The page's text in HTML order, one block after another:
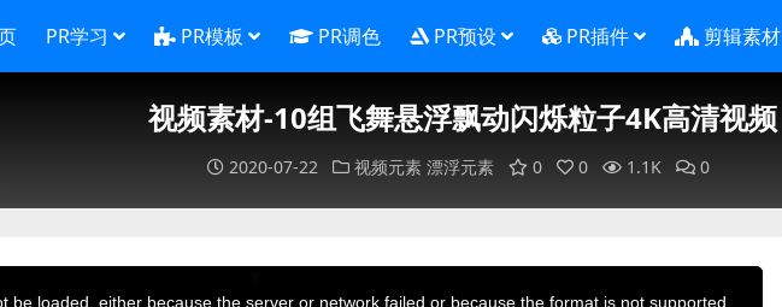
PR学习 PR模板 PR调色 PR预设 PR插件 剪辑素材
视频素材-10组飞舞悬浮飘动闪烁粒子4K高清视频
2020-07-22 视频元素 漂浮元素 0 0 1.1K 0
be loaded, either because the server or network failed or because the format is not supported.